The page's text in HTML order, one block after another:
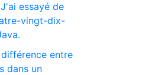
essayé de
vingt-dix-
entre
dans un